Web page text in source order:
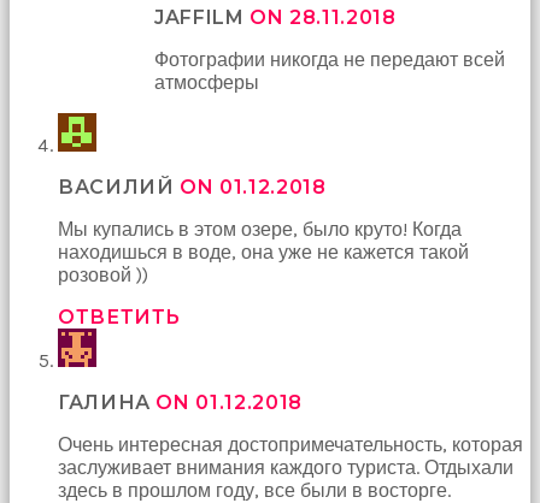
JAFFILM ON 28.11.2018
Фотографии никогда не передают всей
атмосферы
ВАСИЛИЙ ON 01.12.2018
Мы купались в этом озере, было круто! Когда
находишься в воде, она уже не кажется такой
розовой ))
ОТВЕТИТЬ
ГАЛИНА ON 01.12.2018
Очень интересная достопримечательность, которая
заслуживает внимания каждого туриста. Отдыхали
здесь в прошлом году, все были в восторге.